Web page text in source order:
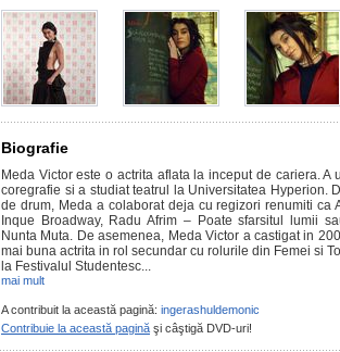
Biografie
Meda Victor este o actrita aflata la inceput de cariera. A
coregrafie si a studiat teatrul la Universitatea Hyperion.
de drum, Meda a colaborat deja cu regizori renumiti ca
Inque Broadway, Radu Afrim – Poate sfarsitul lumii
Nunta Muta. De asemenea, Meda Victor a castigat in
mai buna actrita in rol secundar cu rolurile din Femei si
la Festivalul Studentesc...
mai mult
A contribuit la această pagină: ingerashuldemonic
Contribuie la această pagină şi câştigă DVD-uri!